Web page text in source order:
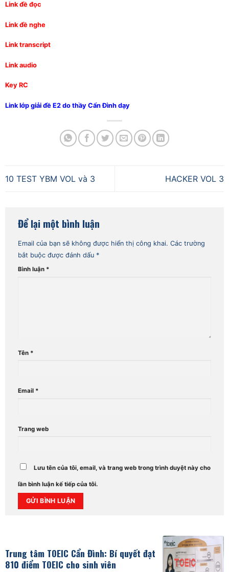
Link đề đọc
Link đề nghe
Link transcript
Link audio
Key RC
Link lớp giải đề E2 do thầy Cẩn Đình dạy
10 TEST YBM VOL và 3 HACKER VOL 3
Để lại một bình luận
Email của bạn sẽ không được hiển thị công khai. Các trường
bắt buộc được đánh dấu *
Bình luận *
Tên *
Email *
Trang web
Lưu tên của tôi, email, và trang web trong trình duyệt này cho
lần bình luận kế tiếp của tôi.
Trung tâm TOEIC Cẩn Đình: Bí quyết đạt
810 điểm TOEIC cho sinh viên